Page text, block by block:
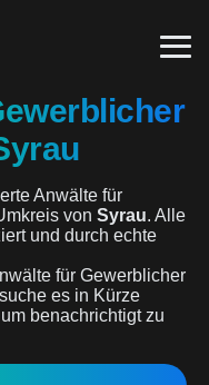
Anwälte für
von Syrau. Alle
und durch echte
für Gewerblicher
es in Kürze
benachrichtigt zu